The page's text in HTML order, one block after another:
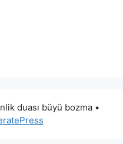
duası büyü bozma •